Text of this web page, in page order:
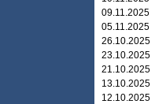
09.11.2025
05.11.2025
26.10.2025
23.10.2025
21.10.2025
13.10.2025
12.10.2025